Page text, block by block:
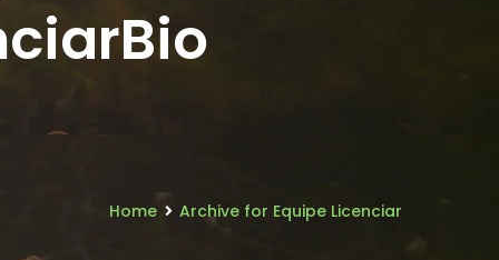
Home Archive for Equipe Licenciar